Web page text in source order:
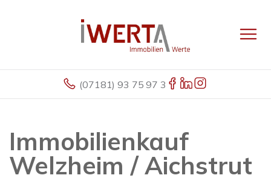
(07181) 93 75 97 3
Immobilienkauf
Welzheim / Aichstrut